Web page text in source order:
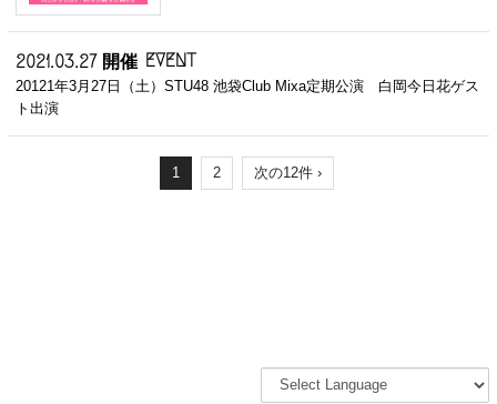
2021.03.27 開催 EVENT
20121年3月27日（土）STU48 池袋Club Mixa定期公演 白岡今日花ゲス
ト出演
1 2 次の12件 ›